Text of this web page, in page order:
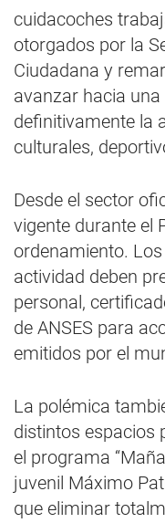
cuidacoches
otorgados por la
Ciudadana y
avanzar hacia
definitivamente la
culturales,
Desde el sector
vigente durante el
ordenamiento.
actividad deben
personal,
de ANSES para
emitidos por el
La polémica
distintos espacios
el programa
juvenil Máximo
que eliminar